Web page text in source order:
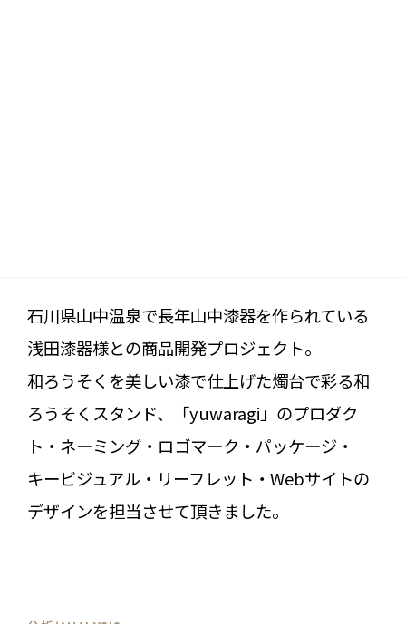
石川県山中温泉で長年山中漆器を作られている
浅田漆器様との商品開発プロジェクト。
和ろうそくを美しい漆で仕上げた燭台で彩る和
ろうそくスタンド、「yuwaragi」のプロダク
ト・ネーミング・ロゴマーク・パッケージ・
キービジュアル・リーフレット・Webサイトの
デザインを担当させて頂きました。